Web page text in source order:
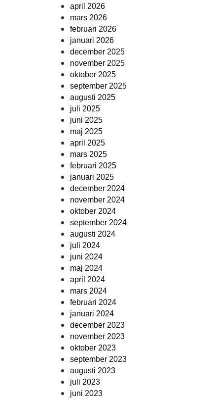
april 2026
mars 2026
februari 2026
januari 2026
december 2025
november 2025
oktober 2025
september 2025
augusti 2025
juli 2025
juni 2025
maj 2025
april 2025
mars 2025
februari 2025
januari 2025
december 2024
november 2024
oktober 2024
september 2024
augusti 2024
juli 2024
juni 2024
maj 2024
april 2024
mars 2024
februari 2024
januari 2024
december 2023
november 2023
oktober 2023
september 2023
augusti 2023
juli 2023
juni 2023